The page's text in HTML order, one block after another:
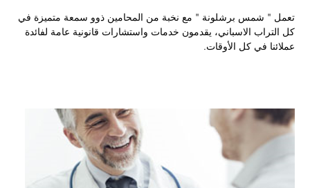
تعمل " شمس برشلونة " مع نخبة من المحامين ذوو سمعة متميزة في
كل التراب الاسباني، يقدمون خدمات واستشارات قانونية عامة لفائدة
عملائنا في كل الأوقات.